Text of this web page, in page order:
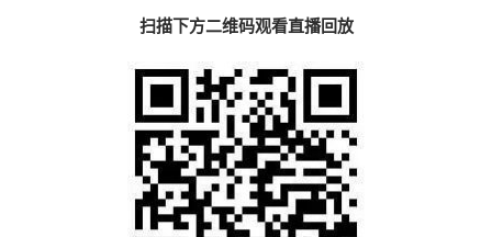
扫描下方二维码观看直播回放